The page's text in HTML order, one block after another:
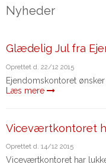
Nyheder
Glædelig Jul fra
Oprettet d. 22/12 2015
Ejendomskontoret
Læs mere
Viceværtkontoret
Oprettet d. 14/12 2015
Viceværtkontoret har